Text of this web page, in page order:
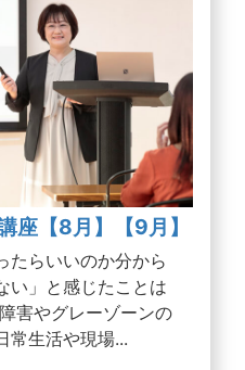
座【8月】【9月】
らいいのか分から
い」と感じたことは
害やグレーゾーンの
常生活や現場...